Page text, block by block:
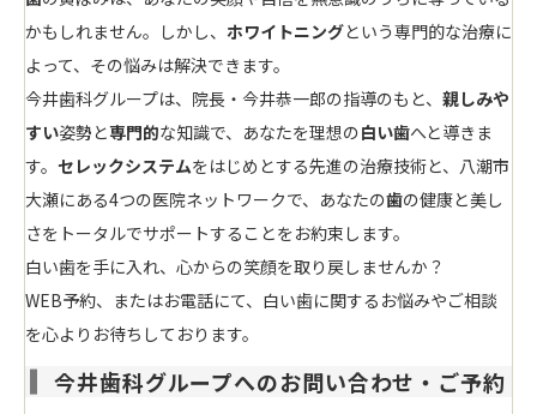
かもしれません。しかし、 ホワイトニングという専門的な治療に
よって、その悩みは解決できます。
今井歯科グループは、院長・今井恭一郎の指導のもと、 親しみや
すい姿勢と専門的な知識で、あなたを理想の白い歯へと導きま
す。 セレックシステムをはじめとする先進の治療技術と、八潮市
大瀬にある4つの医院ネットワークで、あなたの歯の健康と美し
さをトータルでサポートすることをお約束します。
白い歯を手に入れ、心からの笑顔を取り戻しませんか？
WEB予約、またはお電話にて、白い歯に関するお悩みやご相談
を心よりお待ちしております。
今井歯科グループへのお問い合わせ・ご予約